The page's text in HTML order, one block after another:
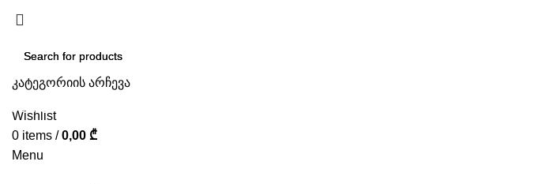
SEARCH
Wishlist
0 items / 0,00 ₾
Menu
კატეგორიის არჩევა
SEARCH